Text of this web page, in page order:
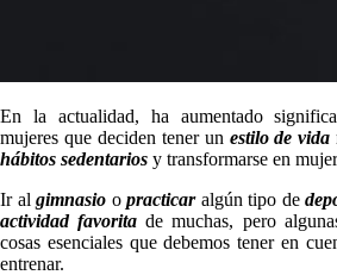
En la actualidad, ha aumentado
mujeres que deciden tener un estilo de vida
hábitos sedentarios y transformarse en
Ir algimnasio opracticar algún tipo de
actividad favorita de muchas, pero
cosas esenciales que debemos tener en
entrenar.